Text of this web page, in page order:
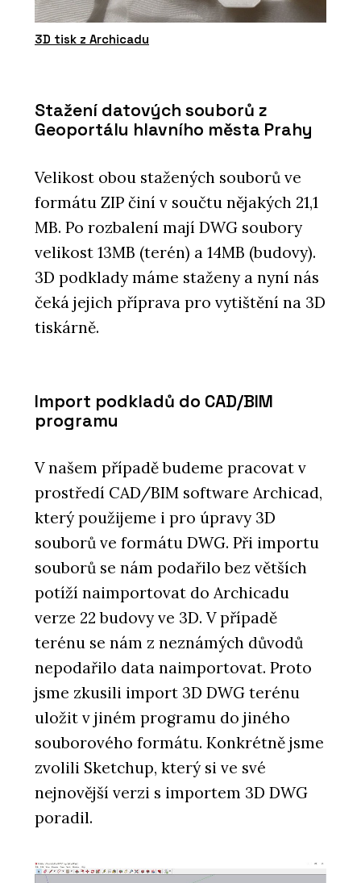
3D tisk z Archicadu
Stažení datových souborů z
Geoportálu hlavního města Prahy
Velikost obou stažených souborů ve
formátu ZIP činí v součtu nějakých 21,1
MB. Po rozbalení mají DWG soubory
velikost 13MB (terén) a 14MB (budovy).
3D podklady máme staženy a nyní nás
čeká jejich příprava pro vytištění na 3D
tiskárně.
Import podkladů do CAD/BIM
programu
V našem případě budeme pracovat v
prostředí CAD/BIM software Archicad,
který použijeme i pro úpravy 3D
souborů ve formátu DWG. Při importu
souborů se nám podařilo bez větších
potíží naimportovat do Archicadu
verze 22 budovy ve 3D. V případě
terénu se nám z neznámých důvodů
nepodařilo data naimportovat. Proto
jsme zkusili import 3D DWG terénu
uložit v jiném programu do jiného
souborového formátu. Konkrétně jsme
zvolili Sketchup, který si ve své
nejnovější verzi s importem 3D DWG
poradil.